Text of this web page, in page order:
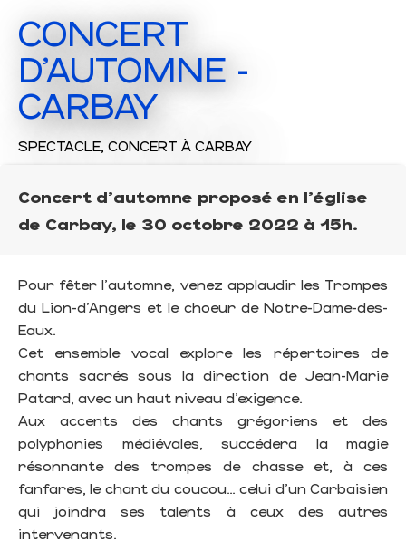
CONCERT
D'AUTOMNE -
CARBAY
SPECTACLE, CONCERT À CARBAY
Concert d'automne proposé en l'église
de Carbay, le 30 octobre 2022 à 15h.
Pour fêter l'automne, venez applaudir les Trompes
du Lion-d'Angers et le choeur de Notre-Dame-des-
Eaux.
Cet ensemble vocal explore les répertoires de
chants sacrés sous la direction de Jean-Marie
Patard, avec un haut niveau d’exigence.
Aux accents des chants grégoriens et des
polyphonies médiévales, succédera la magie
résonnante des trompes de chasse et, à ces
fanfares, le chant du coucou… celui d’un Carbaisien
qui joindra ses talents à ceux des autres
intervenants.